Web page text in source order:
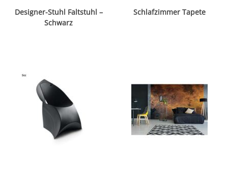
Designer-Stuhl Faltstuhl –
Schwarz
Schlafzimmer Tapete